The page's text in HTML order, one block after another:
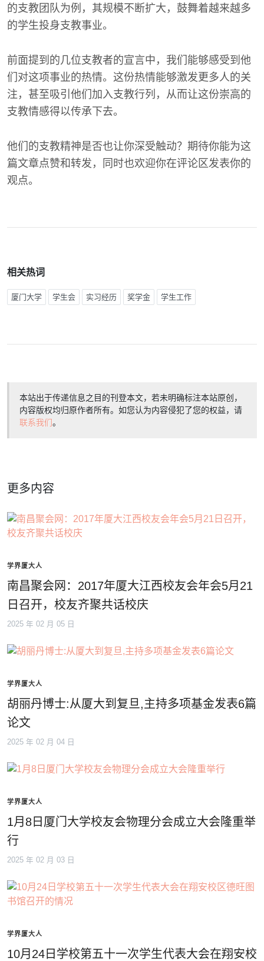
的支教团队为例，其规模不断扩大，鼓舞着越来越多
的学生投身支教事业。
前面提到的几位支教者的宣言中，我们能够感受到他
们对这项事业的热情。这份热情能够激发更多人的关
注，甚至吸引他们加入支教行列，从而让这份崇高的
支教情感得以传承下去。
他们的支教精神是否也让你深受触动？期待你能为这
篇文章点赞和转发，同时也欢迎你在评论区发表你的
观点。
相关热词
厦门大学 学生会 实习经历 奖学金 学生工作
本站出于传递信息之目的刊登本文，若未明确标注本站原创，
内容版权均归原作者所有。如您认为内容侵犯了您的权益，请
联系我们。
更多内容
学界厦大人
南昌聚会网：2017年厦大江西校友会年会5月21
日召开，校友齐聚共话校庆
2025 年 02 月 05 日
学界厦大人
胡丽丹博士:从厦大到复旦,主持多项基金发表6篇
论文
2025 年 02 月 04 日
学界厦大人
1月8日厦门大学校友会物理分会成立大会隆重举
行
2025 年 02 月 03 日
学界厦大人
10月24日学校第五十一次学生代表大会在翔安校